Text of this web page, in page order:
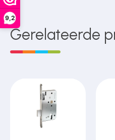
9,2
Gerelateerde